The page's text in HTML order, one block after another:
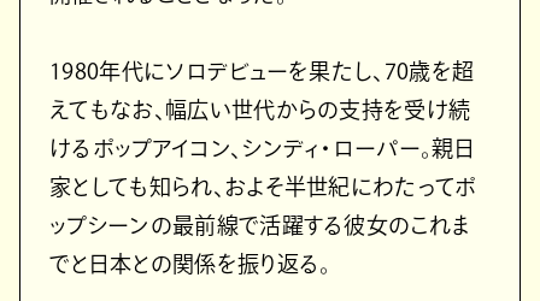
1980年代にソロデビューを果たし、70歳を超
えてもなお、幅広い世代からの支持を受け続
けるポップアイコン、シンディ・ローパー。親日
家としても知られ、およそ半世紀にわたってポ
ップシーンの最前線で活躍する彼女のこれま
でと日本との関係を振り返る。